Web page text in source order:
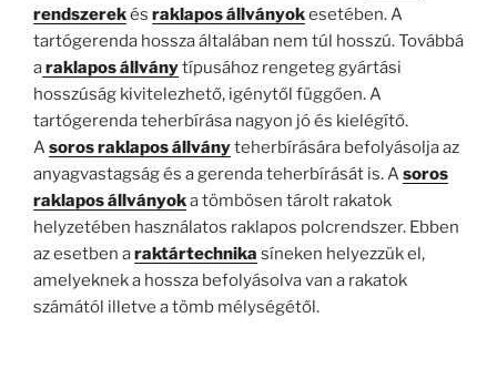
rendszerekés raklapos állványokesetében. A
tartógerenda hossza általában nem túl hosszú. Továbbá
araklapos állványtípusához rengeteg gyártási
hosszúság kivitelezhető, igénytől függően. A
tartógerenda teherbírása nagyon jó és kielégítő.
Asoros raklapos állványteherbírására befolyásolja az
anyagvastagság és a gerenda teherbírását is. Asoros
raklapos állványoka tömbösen tárolt rakatok
helyzetében használatos raklapos polcrendszer. Ebben
az esetben araktártechnika síneken helyezzük el,
amelyeknek a hossza befolyásolva van a rakatok
számától illetve a tömb mélységétől.